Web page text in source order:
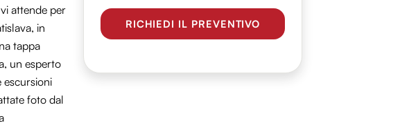
vi attende per
, in
tappa
un esperto
escursioni
foto dal
RICHIEDI IL PREVENTIVO